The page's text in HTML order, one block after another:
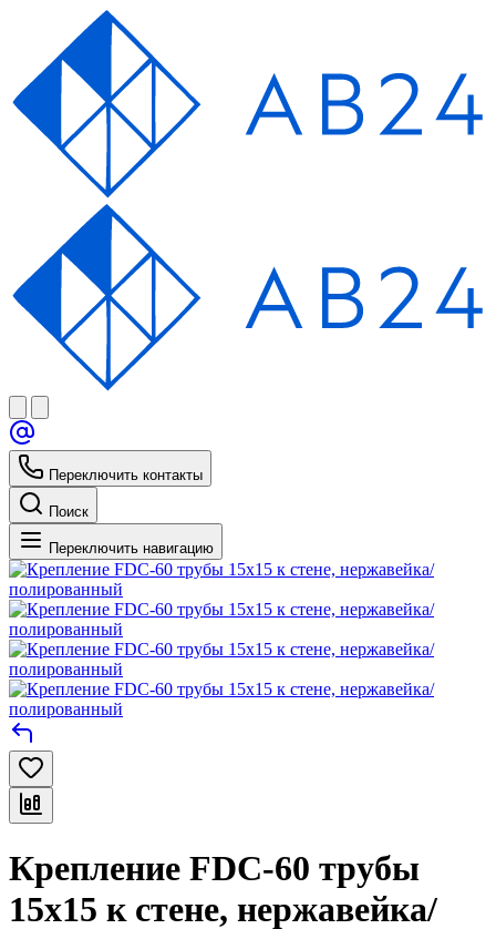
Переключить контакты
Поиск
Переключить навигацию
Крепление FDC-60 трубы
15х15 к стене, нержавейка/